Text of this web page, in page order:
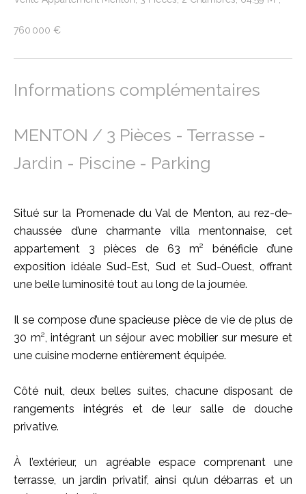
760 000 €
Informations complémentaires
MENTON / 3 Pièces - Terrasse -
Jardin - Piscine - Parking
Situé sur la Promenade du Val de Menton, au rez-de-
chaussée d’une charmante villa mentonnaise, cet
appartement 3 pièces de 63 m² bénéficie d’une
exposition idéale Sud-Est, Sud et Sud-Ouest, offrant
une belle luminosité tout au long de la journée.
Il se compose d’une spacieuse pièce de vie de plus de
30 m², intégrant un séjour avec mobilier sur mesure et
une cuisine moderne entièrement équipée.
Côté nuit, deux belles suites, chacune disposant de
rangements intégrés et de leur salle de douche
privative.
À l’extérieur, un agréable espace comprenant une
terrasse, un jardin privatif, ainsi qu’un débarras et un